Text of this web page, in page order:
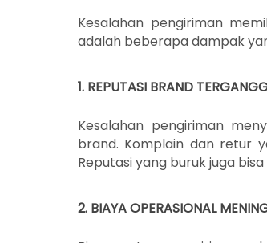
Kesalahan pengiriman
adalah beberapa dampak
1. REPUTASI BRAND
Kesalahan pengiriman
brand. Komplain dan retur
Reputasi yang buruk juga
2. BIAYA OPERASIONAL